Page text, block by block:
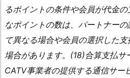
るポイントの条件や会員が代金
なポイントの数は、パートナー
て異なる場合や会員の選択した
場合があります。(18)合算支払サ
CATV事業者の提供する通信サー